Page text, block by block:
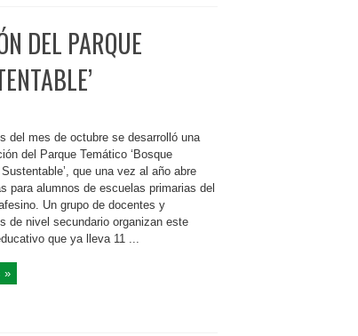
DEL PARQUE
del mes de octubre se desarrolló una
del Parque Temático ‘Bosque
que una vez al año abre
para alumnos de escuelas primarias del
Un grupo de docentes y
de nivel secundario organizan este
que ya lleva 11 ...
»